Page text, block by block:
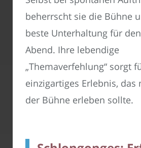
beherrscht sie die Bühne
beste Unterhaltung für
Abend. Ihre lebendige
„Themaverfehlung“ sorgt
einzigartiges Erlebnis, das
der Bühne erleben sollte.